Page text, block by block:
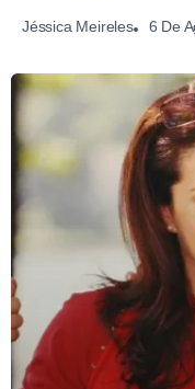
Jéssica Meireles 6 De